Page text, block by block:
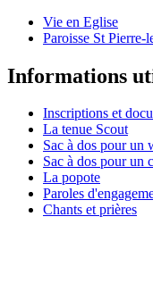
Vie en Eglise
Paroisse St Pierre-
Informations
Inscriptions et
La tenue Scout
Sac à dos pour un
Sac à dos pour un
La popote
Paroles
Chants et prières